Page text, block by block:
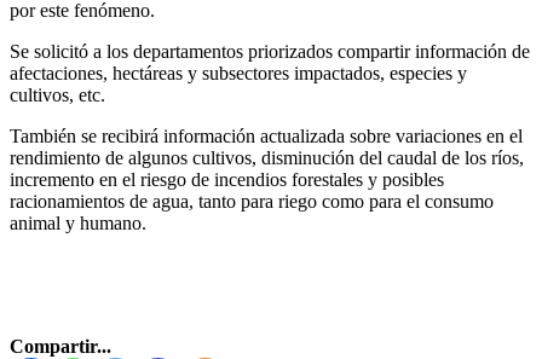
por este fenómeno.
Se solicitó a los departamentos priorizados compartir información de
afectaciones, hectáreas y subsectores impactados, especies y
cultivos, etc.
También se recibirá información actualizada sobre variaciones en el
rendimiento de algunos cultivos, disminución del caudal de los ríos,
incremento en el riesgo de incendios forestales y posibles
racionamientos de agua, tanto para riego como para el consumo
animal y humano.
Compartir...